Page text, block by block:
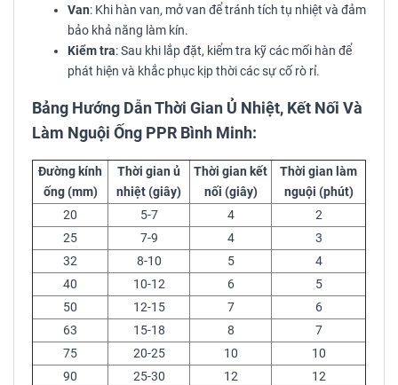
Van: Khi hàn van, mở van để tránh tích tụ nhiệt và đảm
bảo khả năng làm kín.
Kiểm tra: Sau khi lắp đặt, kiểm tra kỹ các mối hàn để
phát hiện và khắc phục kịp thời các sự cố rò rỉ.
Bảng Hướng Dẫn Thời Gian Ủ Nhiệt, Kết Nối Và
Làm Nguội Ống PPR Bình Minh:
Đường kính
ống (mm)
Thời gian ủ
nhiệt (giây)
Thời gian kết
nối (giây)
Thời gian làm
nguội (phút)
20
5-7 4
2
25
7-9 4
3
32
8-10 5
4
40
10-12 6
5
50
12-15 7
6
63
15-18 8
7
75
20-25 10
10
90
25-30 12
12